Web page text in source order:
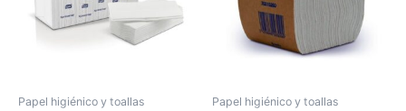
Papel higiénico y toallas Papel higiénico y toallas